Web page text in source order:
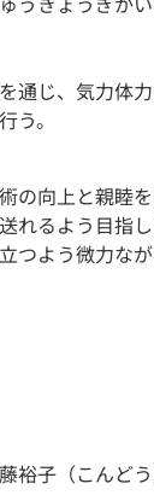
通じ、気力体
う。
の向上と親睦
れるよう目指
つよう微力な
裕子（こんどう